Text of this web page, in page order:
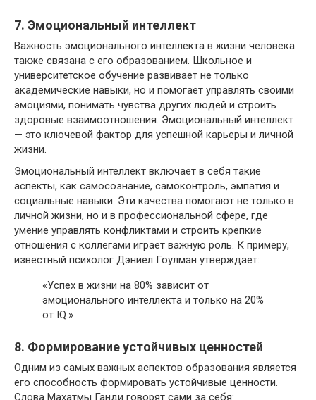
7. Эмоциональный интеллект
Важность эмоционального интеллекта в жизни человека
также связана с его образованием. Школьное и
университетское обучение развивает не только
академические навыки, но и помогает управлять своими
эмоциями, понимать чувства других людей и строить
здоровые взаимоотношения. Эмоциональный интеллект
— это ключевой фактор для успешной карьеры и личной
жизни.
Эмоциональный интеллект включает в себя такие
аспекты, как самосознание, самоконтроль, эмпатия и
социальные навыки. Эти качества помогают не только в
личной жизни, но и в профессиональной сфере, где
умение управлять конфликтами и строить крепкие
отношения с коллегами играет важную роль. К примеру,
известный психолог Дэниел Гоулман утверждает:
«Успех в жизни на 80% зависит от
эмоционального интеллекта и только на 20%
от IQ.»
8. Формирование устойчивых ценностей
Одним из самых важных аспектов образования является
его способность формировать устойчивые ценности.
Слова Махатмы Ганди говорят сами за себя: